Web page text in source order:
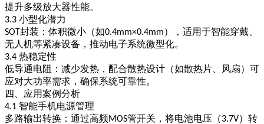
提升多级放大器性能。
3.3 小型化潜力
SOT封装 ：体积微小（如0.4mm×0.4mm），适用于智能穿戴、
无人机等紧凑设备，推动电子系统微型化。
3.4 热稳定性
低导通电阻 ：减少发热，配合散热设计（如散热片、风扇）可
应对大功率需求，确保系统可靠性。
四、应用案例分析
4.1 智能手机电源管理
多路输出转换 ：通过高频MOS管开关，将电池电压（3.7V）转